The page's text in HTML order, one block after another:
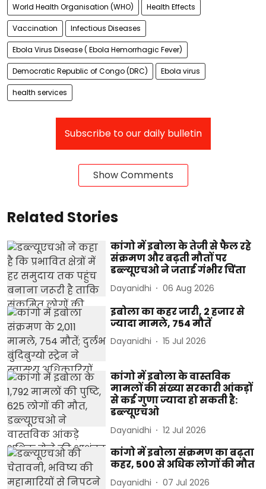
World Health Organisation (WHO) Health Effects
Vaccination Infectious Diseases
Ebola Virus Disease ( Ebola Hemorrhagic Fever)
Democratic Republic of Congo (DRC) Ebola virus
health services
Subscribe to our daily bulletin
Show Comments
Related Stories
कांगो में इबोला के तेजी से फैल रहे
संक्रमण और बढ़ती मौतों पर
डब्ल्यूएचओ ने जताई गंभीर चिंता
Dayanidhi 06 Aug 2026
इबोला का कहर जारी, 2 हजार से
ज्यादा मामले, 754 मौतें
Dayanidhi 15 Jul 2026
कांगो में इबोला के वास्तविक
मामलों की संख्या सरकारी आंकड़ों
से कई गुणा ज्यादा हो सकती है:
डब्ल्यूएचओ
Dayanidhi 12 Jul 2026
कांगो में इबोला संक्रमण का बढ़ता
कहर, 500 से अधिक लोगों की मौत
Dayanidhi 07 Jul 2026